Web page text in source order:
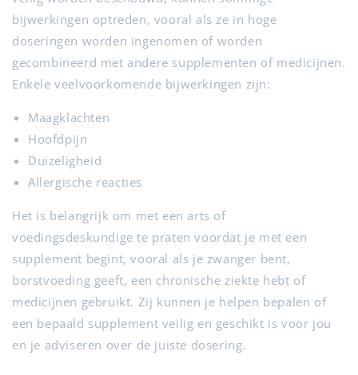
bijwerkingen optreden, vooral als ze in hoge
doseringen worden ingenomen of worden
gecombineerd met andere supplementen of medicijnen.
Enkele veelvoorkomende bijwerkingen zijn:
Maagklachten
Hoofdpijn
Duizeligheid
Allergische reacties
Het is belangrijk om met een arts of
voedingsdeskundige te praten voordat je met een
supplement begint, vooral als je zwanger bent,
borstvoeding geeft, een chronische ziekte hebt of
medicijnen gebruikt. Zij kunnen je helpen bepalen of
een bepaald supplement veilig en geschikt is voor jou
en je adviseren over de juiste dosering.